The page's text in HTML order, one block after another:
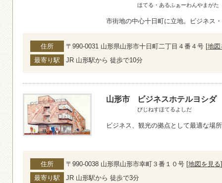
ほてる・あるふぁーわんやまがた
市街地の中心十日町に立地。ビジネス
住所 〒990-0031 山形県山形市十日町二丁目４番４号 [地図
最寄り駅
JR 山形駅から 徒歩で10分
山形市 ビジネスホテルヨシダ
びじねすほてるよしだ
ビジネス、観光の拠点として最適な場
住所 〒990-0038 山形県山形市幸町３番１０号 [地図を見る]
最寄り駅
JR 山形駅から 徒歩で3分